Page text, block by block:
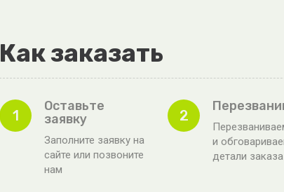
Как заказать
1
Оставьте
заявку
Заполните заявку на
сайте или позвоните
нам
2
и
детали заказа